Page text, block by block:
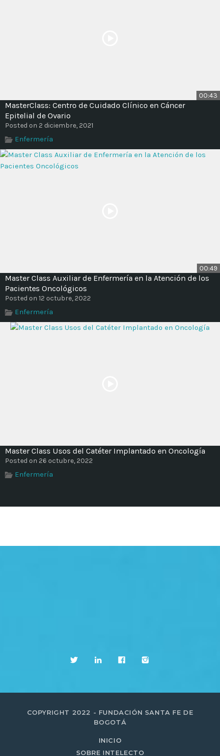
00:43
MasterClass: Centro de Cuidado Clínico en Cáncer
Epitelial de Ovario
Posted on 2 diciembre, 2021
Enfermería
00:49
Master Class Auxiliar de Enfermería en la Atención de los
Pacientes Oncológicos
Posted on 12 octubre, 2022
Enfermería
Master Class Usos del Catéter Implantado en Oncología
Posted on 26 octubre, 2022
Enfermería
COPYRIGHT 2022 - FUNDACIÓN SANTA FE DE
BOGOTÁ
INICIO
SOBRE INTELECTO